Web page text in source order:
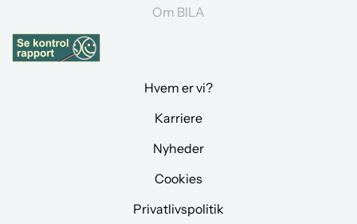
Om BILA
Hvem er vi?
Karriere
Nyheder
Cookies
Privatlivspolitik